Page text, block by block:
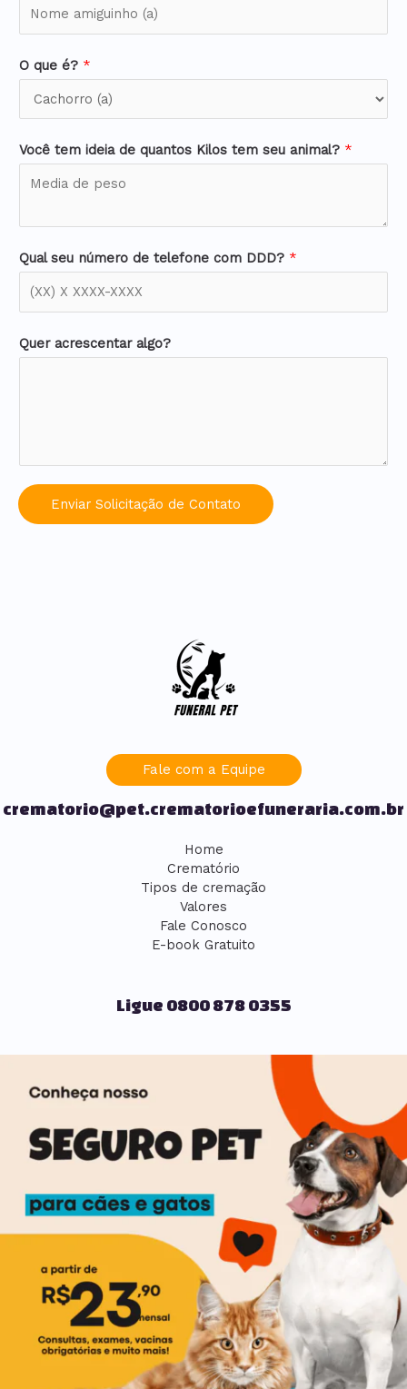
O que é? *
Você tem ideia de quantos Kilos tem seu animal? *
Qual seu número de telefone com DDD? *
Quer acrescentar algo?
Enviar Solicitação de Contato
Fale com a Equipe
crematorio@pet.crematorioefuneraria.com.br
Home
Crematório
Tipos de cremação
Valores
Fale Conosco
E-book Gratuito
Ligue 0800 878 0355